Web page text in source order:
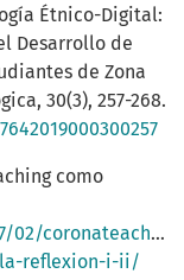
Étnico-Digital:
Desarrollo de
de Zona
30(3), 257-268.
como
02/coronateaching-
reflexion-i-ii/